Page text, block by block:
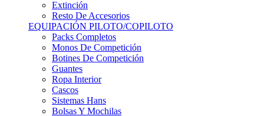
Compra De Accesorios De Habitáculo
Compra De Equipación
VEHÍCULOS CLÁSICOS
VEHÍCULOS CLÁSICOS
Clásicos De Calle
Clásicos De Competición
Motores
Cajas De Cambio
Carrocería
Suspensiones
Habitáculo